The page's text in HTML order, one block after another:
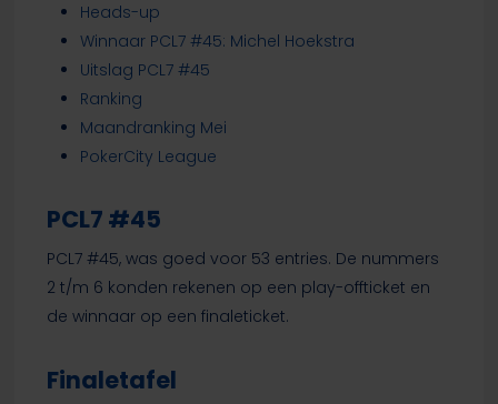
Heads-up
Winnaar PCL7 #45: Michel Hoekstra
Uitslag PCL7 #45
Ranking
Maandranking Mei
PokerCity League
PCL7 #45
PCL7 #45, was goed voor 53 entries. De nummers
2 t/m 6 konden rekenen op een play-offticket en
de winnaar op een finaleticket.
Finaletafel